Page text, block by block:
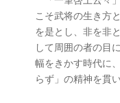
こそ武将の生き方
を是とし、非を非
して周囲の者の目
幅をきかす時代に
らず」の精神を貫